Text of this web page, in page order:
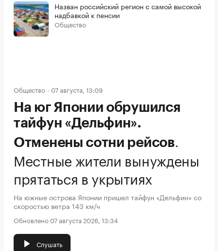
Назван российский регион с самой высокой
надбавкой к пенсии
Общество
Общество 07 августа, 13:09
На юг Японии обрушился
тайфун «Дельфин».
Отменены сотни рейсов.
Местные жители вынуждены
прятаться в укрытиях
На южные острова Японии пришел тайфун «Дельфин» со
скоростью ветра 143 км/ч
Обновлено 07 августа 2026, 13:34
Слушать